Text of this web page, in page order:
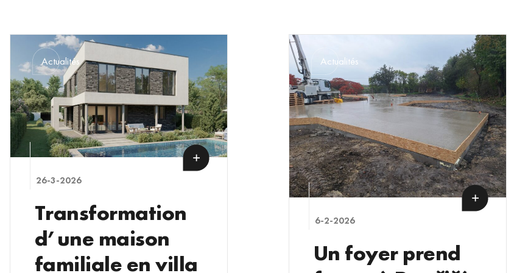
Actualités
26-3-2026
Transformation
d’une maison
familiale en villa
Actualités
6-2-2026
Un foyer prend